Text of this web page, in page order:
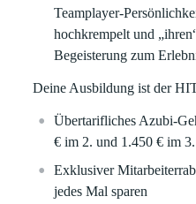
Teamplayer-
hochkrempelt und
Begeisterung zum
Deine Ausbildung ist der
Übertarifliches Azubi-
€im 2. und 1.450 € im
Exklusiver
jedes Mal sparen